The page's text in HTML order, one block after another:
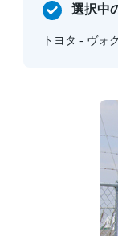
選択中
トヨタ - ヴォ